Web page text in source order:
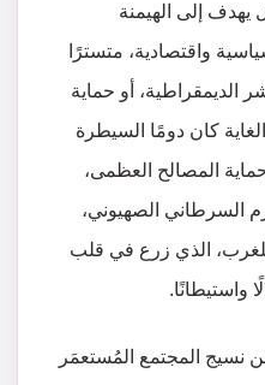
إلى الهيمنة
واقتصادية، متسترًا
الديمقراطية، أو حماية
كان دومًا السيطرة
المصالح العظمى،
السرطاني الصهيوني،
الذي زرع في قلب
واستيطانًا.
نسيج المجتمع المُستعمَر